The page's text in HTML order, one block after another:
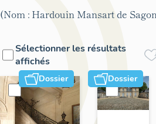
(Nom : Hardouin Mansart de
Sélectionner les résultats
affichés
Dossier Dossier